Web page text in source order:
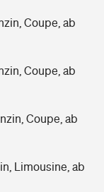
Coupe, ab
Coupe, ab
Coupe, ab
Limousine, ab